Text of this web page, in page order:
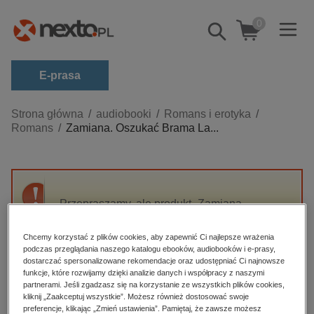
Pokaż/schowaj
wyszukiwarkę
0
E-prasa
Kategorie
Zobacz wszystkie E-prasa
budownictwo, aranżacja wnętrz
darmowe wydania
edukacja
hobby, sport, rozrywka
komputery, internet, technologie, informatyka
Strona główna audiobooki
Romans i erotyka
Romans
Zamiana. Oszukać Brama La...
Przepraszamy, ale produkt „Zamiana.
High-contrast mode
Polecane
Chcemy korzystać z plików cookies, aby zapewnić Ci najlepsze wrażenia
podczas przeglądania naszego katalogu ebooków, audiobooków i e-prasy,
dostarczać spersonalizowane rekomendacje oraz udostępniać Ci najnowsze
funkcje, które rozwijamy dzięki analizie danych i współpracy z naszymi
partnerami. Jeśli zgadzasz się na korzystanie ze wszystkich plików cookies,
kliknij „Zaakceptuj wszystkie”. Możesz również dostosować swoje
preferencje, klikając „Zmień ustawienia”. Pamiętaj, że zawsze możesz